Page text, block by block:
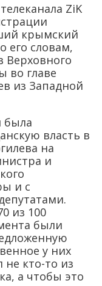
ZiK
крымский
его словам,
Верховного
во главе
из Западной
была
власть в
на
и
и с
из 100
были
у них
кто-то из
а чтобы это